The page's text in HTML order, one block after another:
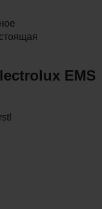
EMS